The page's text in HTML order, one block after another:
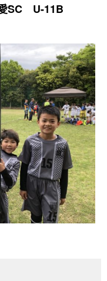
U-11B